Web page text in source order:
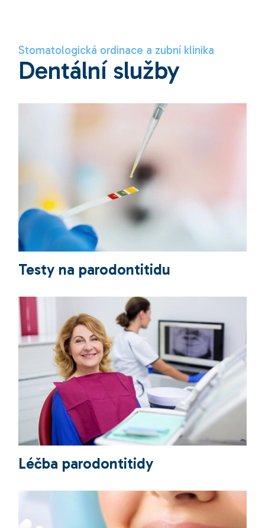
Stomatologická ordinace a zubní klinika
Dentální služby
Testy na parodontitidu
Léčba parodontitidy